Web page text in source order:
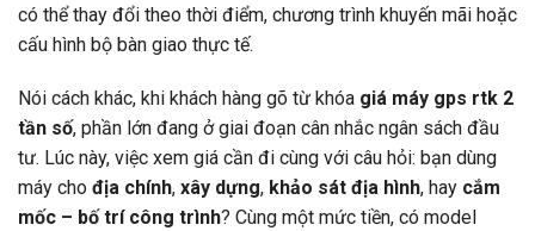
có thể thay đổi theo thời điểm, chương trình khuyến mãi hoặc
cấu hình bộ bàn giao thực tế.
Nói cách khác, khi khách hàng gõ từ khóa giá máy gps rtk 2
tần số, phần lớn đang ở giai đoạn cân nhắc ngân sách đầu
tư. Lúc này, việc xem giá cần đi cùng với câu hỏi: bạn dùng
máy cho địa chính, xây dựng, khảo sát địa hình, hay cắm
mốc – bố trí công trình? Cùng một mức tiền, có model